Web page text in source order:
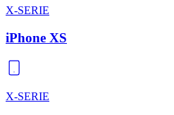
X-SERIE
iPhone XS
X-SERIE